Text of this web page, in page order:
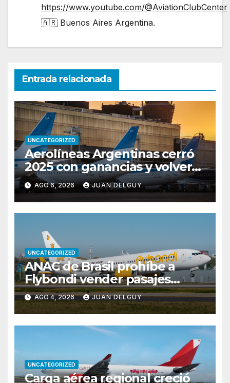
https://www.youtube.com/@AviationClubCenter
🇦🇷 Buenos Aires Argentina.
Entrada relacionada
UNCATEGORIZED
Aerolíneas Argentinas cerró
2025 con ganancias y volverá
a pagar impuesto a las
ganancias
AGO 6, 2026 JUAN DELGUY
UNCATEGORIZED
ANAC de Brasil prohíbe a
Flybondi vender pasajes
entre Buenos Aires y Río de
Janeiro tras reiteradas
cancelaciones
AGO 4, 2026 JUAN DELGUY
UNCATEGORIZED
Carga aérea regional creció